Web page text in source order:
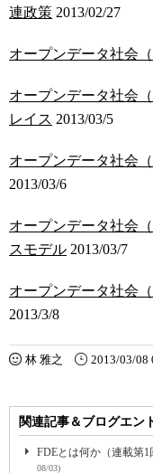
連政策 2013/02/27
オープンデータ社会
オープンデータ社会
レイス 2013/03/5
オープンデータ社会
2013/03/6
オープンデータ社会
スモデル 2013/03/7
オープンデータ社会
2013/3/8
林 雅之 2013/03/08
関連記事＆ブログエン
FDEとは何か（連載第
08/03)